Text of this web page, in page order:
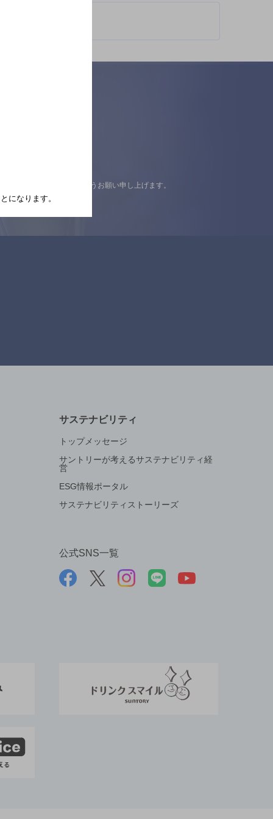
の上ご来店くださいますようお願い申し上げます。
サステナビリティ
トップメッセージ
サントリーが考えるサステナビリティ経
営
ESG情報ポータル
サステナビリティストーリーズ
公式SNS一覧
になります。